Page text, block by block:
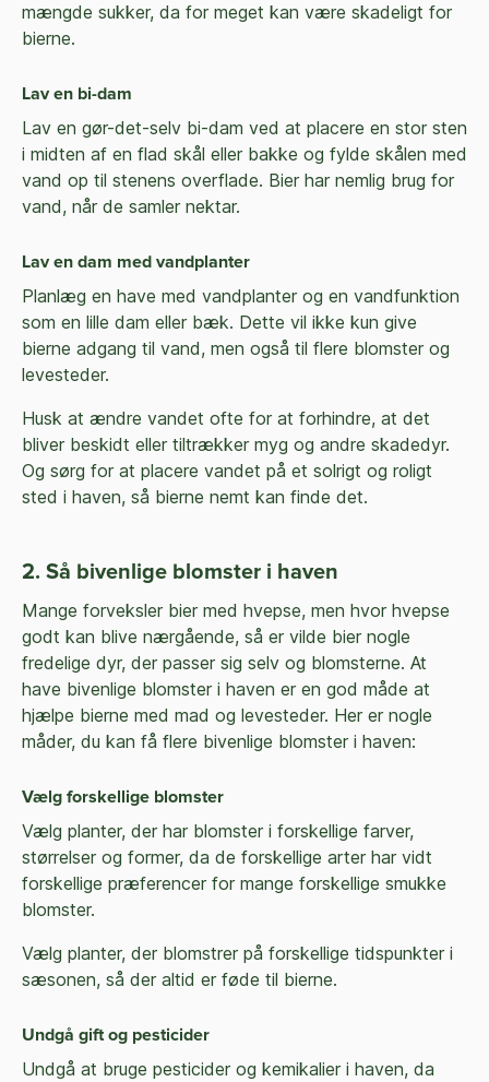
mængde sukker, da for meget kan være skadeligt for
bierne.
Lav en bi-dam
Lav en gør-det-selv bi-dam ved at placere en stor sten
i midten af en flad skål eller bakke og fylde skålen med
vand op til stenens overflade. Bier har nemlig brug for
vand, når de samler nektar.
Lav en dam med vandplanter
Planlæg en have med vandplanter og en vandfunktion
som en lille dam eller bæk. Dette vil ikke kun give
bierne adgang til vand, men også til flere blomster og
levesteder.
Husk at ændre vandet ofte for at forhindre, at det
bliver beskidt eller tiltrækker myg og andre skadedyr.
Og sørg for at placere vandet på et solrigt og roligt
sted i haven, så bierne nemt kan finde det.
2. Så bivenlige blomster i haven
Mange forveksler bier med hvepse, men hvor hvepse
godt kan blive nærgående, så er vilde bier nogle
fredelige dyr, der passer sig selv og blomsterne. At
have bivenlige blomster i haven er en god måde at
hjælpe bierne med mad og levesteder. Her er nogle
måder, du kan få flere bivenlige blomster i haven:
Vælg forskellige blomster
Vælg planter, der har blomster i forskellige farver,
størrelser og former, da de forskellige arter har vidt
forskellige præferencer for mange forskellige smukke
blomster.
Vælg planter, der blomstrer på forskellige tidspunkter i
sæsonen, så der altid er føde til bierne.
Undgå gift og pesticider
Undgå at bruge pesticider og kemikalier i haven, da